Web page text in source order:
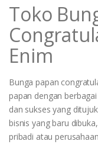
Toko
Enim
Bunga papan
papan dengan
dan sukses yang
bisnis yang baru
pribadi atau